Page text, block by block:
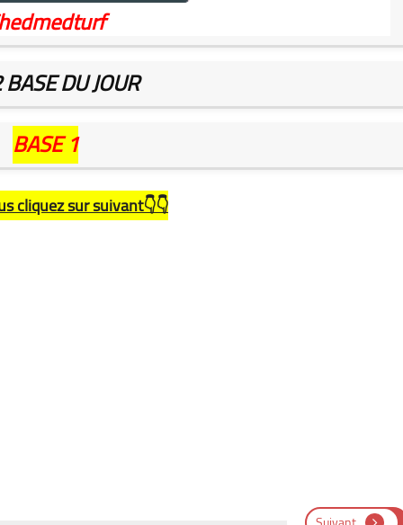
DU JOUR
BASE 1
cliquez sur suivant👇👇